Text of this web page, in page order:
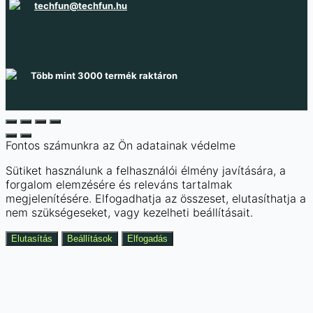
techfun@techfun.hu
Több mint 3000 termék raktáron
Fontos számunkra az Ön adatainak védelme
Sütiket használunk a felhasználói élmény javítására, a
forgalom elemzésére és releváns tartalmak
megjelenítésére. Elfogadhatja az összeset, elutasíthatja a
nem szükségeseket, vagy kezelheti beállításait.
Elutasítás Beállítások Elfogadás